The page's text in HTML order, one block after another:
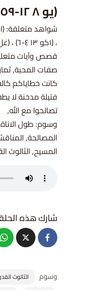
(يو ٨ ١٢-٥٩)
، (١كو ١٣ ٤-٦) ، (غل ٥ ٢٢) ، (٢كو ٥ ١٨-٢٠)
قصص وآيات
صفات المحبة,
كانت خطاياكم
فتيلة مدخنة لا
تصالحوا مع الله,
وسوم: طول
المصالحة,
المسيح, الثالوث
وسوم الثالوث